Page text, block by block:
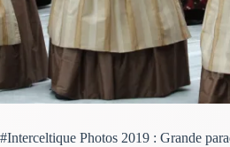
#Interceltique Photos 2019 : Grande